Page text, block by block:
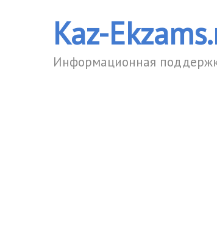
Kaz-
Информационная